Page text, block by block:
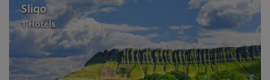
Sligo
1 Hotels